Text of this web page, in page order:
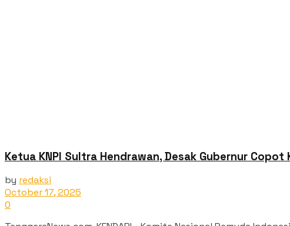
Ketua KNPI Sultra Hendrawan, Desak Gubernur
by redaksi
October 17, 2025
0